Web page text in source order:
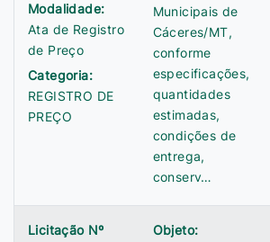
Modalidade:
Ata de Registro
de Preço
Categoria:
REGISTRO DE
PREÇO
Municipais de
Cáceres/MT,
conforme
especificações,
quantidades
estimadas,
condições de
entrega,
conserv…
Licitação Nº
Objeto: